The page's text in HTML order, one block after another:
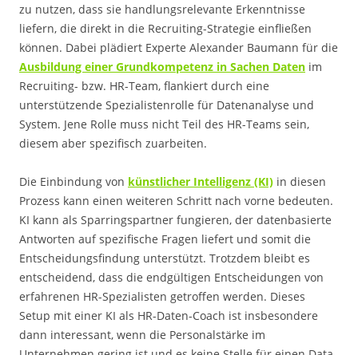
zu nutzen, dass sie handlungsrelevante Erkenntnisse
liefern, die direkt in die Recruiting-Strategie einfließen
können. Dabei plädiert Experte Alexander Baumann für die
Ausbildung einer Grundkompetenz in Sachen Daten im
Recruiting- bzw. HR-Team, flankiert durch eine
unterstützende Spezialistenrolle für Datenanalyse und
System. Jene Rolle muss nicht Teil des HR-Teams sein,
diesem aber spezifisch zuarbeiten.
Die Einbindung von künstlicher Intelligenz (KI) in diesen
Prozess kann einen weiteren Schritt nach vorne bedeuten.
KI kann als Sparringspartner fungieren, der datenbasierte
Antworten auf spezifische Fragen liefert und somit die
Entscheidungsfindung unterstützt. Trotzdem bleibt es
entscheidend, dass die endgültigen Entscheidungen von
erfahrenen HR-Spezialisten getroffen werden. Dieses
Setup mit einer KI als HR-Daten-Coach ist insbesondere
dann interessant, wenn die Personalstärke im